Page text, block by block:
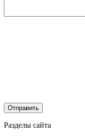
Разделы сайта